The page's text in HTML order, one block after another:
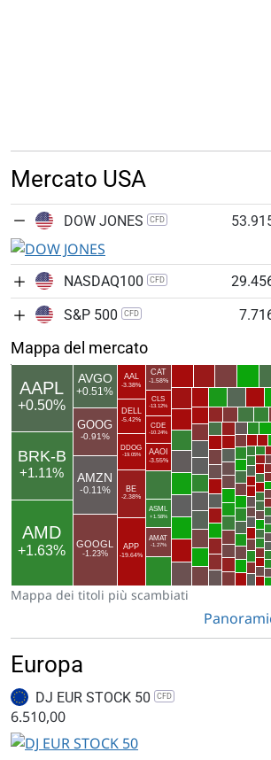
Mercato USA
DOW JONES CFD
NASDAQ100 CFD
S&P 500
CFD
Mappa del mercato
Mappa dei titoli più scambiati
Europa
DJ EUR STOCK 50 CFD
6.510,00